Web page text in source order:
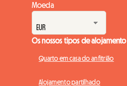
Moeda
Os nossos tipos de alojamento
Quarto em casa do anfitrião
Alojamento partilhado